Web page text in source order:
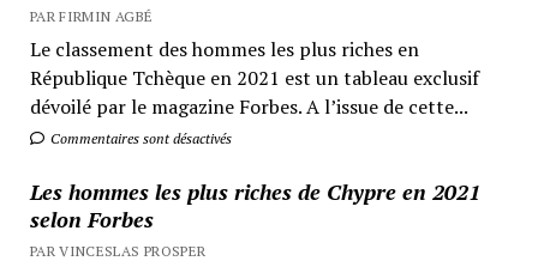
PAR FIRMIN AGBÉ
Le classement des hommes les plus riches en
République Tchèque en 2021 est un tableau exclusif
dévoilé par le magazine Forbes. A l’issue de cette...
Commentaires sont désactivés
Les hommes les plus riches de Chypre en 2021
selon Forbes
PAR VINCESLAS PROSPER